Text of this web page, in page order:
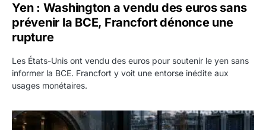
Yen : Washington a vendu des euros sans
prévenir la BCE, Francfort dénonce une
rupture
Les États-Unis ont vendu des euros pour soutenir le yen sans
informer la BCE. Francfort y voit une entorse inédite aux
usages monétaires.
Jane Street négocie le transfert de 11 milliards de